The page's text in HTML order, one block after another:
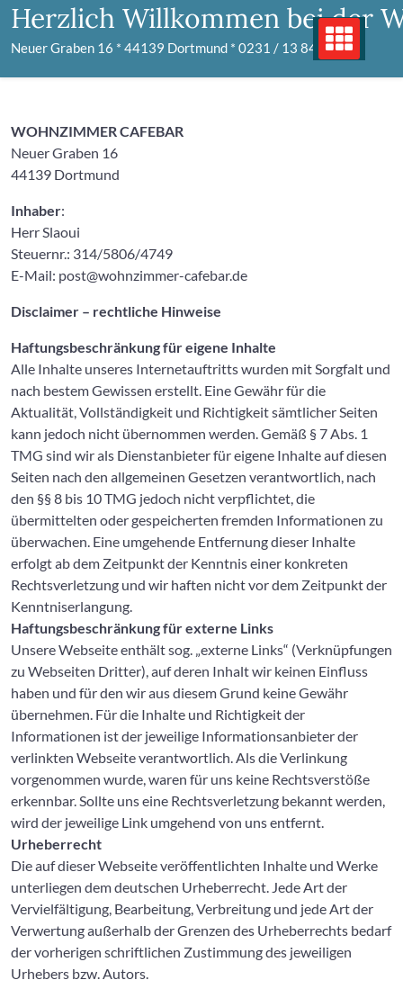
Skip
to
content
Herzlich Willkommen bei der
Neuer Graben 16 * 44139 Dortmund * 0231 / 13 84 653
WOHNZIMMER CAFEBAR
Neuer Graben 16
44139 Dortmund
Inhaber:
Herr Slaoui
Steuernr.: 314/5806/4749
E-Mail: post@wohnzimmer-cafebar.de
Disclaimer – rechtliche Hinweise
Haftungsbeschränkung für eigene Inhalte
Alle Inhalte unseres Internetauftritts wurden mit Sorgfalt und
nach bestem Gewissen erstellt. Eine Gewähr für die
Aktualität, Vollständigkeit und Richtigkeit sämtlicher Seiten
kann jedoch nicht übernommen werden. Gemäß § 7 Abs. 1
TMG sind wir als Dienstanbieter für eigene Inhalte auf diesen
Seiten nach den allgemeinen Gesetzen verantwortlich, nach
den §§ 8 bis 10 TMG jedoch nicht verpflichtet, die
übermittelten oder gespeicherten fremden Informationen zu
überwachen. Eine umgehende Entfernung dieser Inhalte
erfolgt ab dem Zeitpunkt der Kenntnis einer konkreten
Rechtsverletzung und wir haften nicht vor dem Zeitpunkt der
Kenntniserlangung.
Haftungsbeschränkung für externe Links
Unsere Webseite enthält sog. „externe Links“ (Verknüpfungen
zu Webseiten Dritter), auf deren Inhalt wir keinen Einfluss
haben und für den wir aus diesem Grund keine Gewähr
übernehmen. Für die Inhalte und Richtigkeit der
Informationen ist der jeweilige Informationsanbieter der
verlinkten Webseite verantwortlich. Als die Verlinkung
vorgenommen wurde, waren für uns keine Rechtsverstöße
erkennbar. Sollte uns eine Rechtsverletzung bekannt werden,
wird der jeweilige Link umgehend von uns entfernt.
Urheberrecht
Die auf dieser Webseite veröffentlichten Inhalte und Werke
unterliegen dem deutschen Urheberrecht. Jede Art der
Vervielfältigung, Bearbeitung, Verbreitung und jede Art der
Verwertung außerhalb der Grenzen des Urheberrechts bedarf
der vorherigen schriftlichen Zustimmung des jeweiligen
Urhebers bzw. Autors.